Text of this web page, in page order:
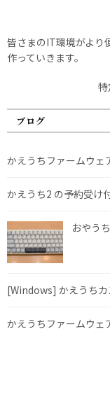
皆さまのIT環境がより
作っていきます。
ブログ
かえうちファームウェ
かえうち2 の予約受け
おやう
[Windows] かえうちカ
かえうちファームウェ